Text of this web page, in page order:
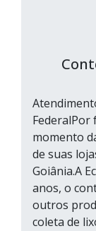
FederalPor
momento
de suas
Goiânia.A
anos, o
outros
coleta de